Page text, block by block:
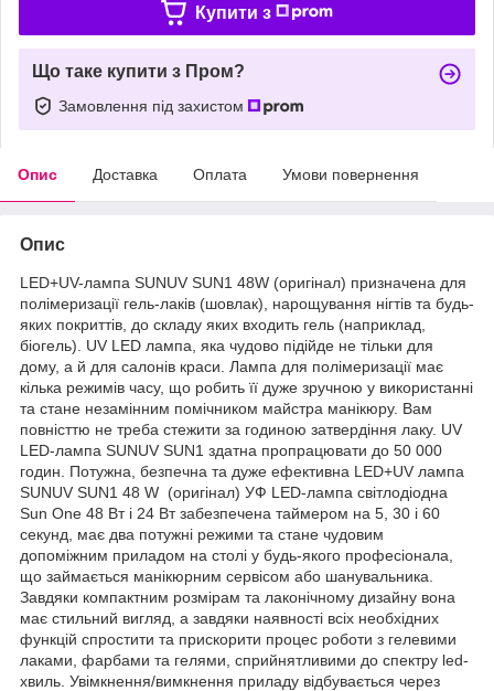
Купити з
Що таке купити з Пром?
Замовлення під захистом
Опис Доставка Оплата Умови повернення
Опис
LED+UV-лампа SUNUV SUN1 48W (оригінал) призначена для
полімеризації гель-лаків (шовлак), нарощування нігтів та будь-
яких покриттів, до складу яких входить гель (наприклад,
біогель). UV LED лампа, яка чудово підійде не тільки для
дому, а й для салонів краси. Лампа для полімеризації має
кілька режимів часу, що робить її дуже зручною у використанні
та стане незамінним помічником майстра манікюру. Вам
повністтю не треба стежити за годиною затвердіння лаку. UV
LED-лампа SUNUV SUN1 здатна пропрацювати до 50 000
годин. Потужна, безпечна та дуже ефективна LED+UV лампа
SUNUV SUN1 48 W (оригінал) УФ LED-лампа світлодіодна
Sun One 48 Вт і 24 Вт забезпечена таймером на 5, 30 і 60
секунд, має два потужні режими та стане чудовим
допоміжним приладом на столі у будь-якого професіонала,
що займається манікюрним сервісом або шанувальника.
Завдяки компактним розмірам та лаконічному дизайну вона
має стильний вигляд, а завдяки наявності всіх необхідних
функцій спростити та прискорити процес роботи з гелевими
лаками, фарбами та гелями, сприйнятливими до спектру led-
хвиль. Увімкнення/вимкнення приладу відбувається через